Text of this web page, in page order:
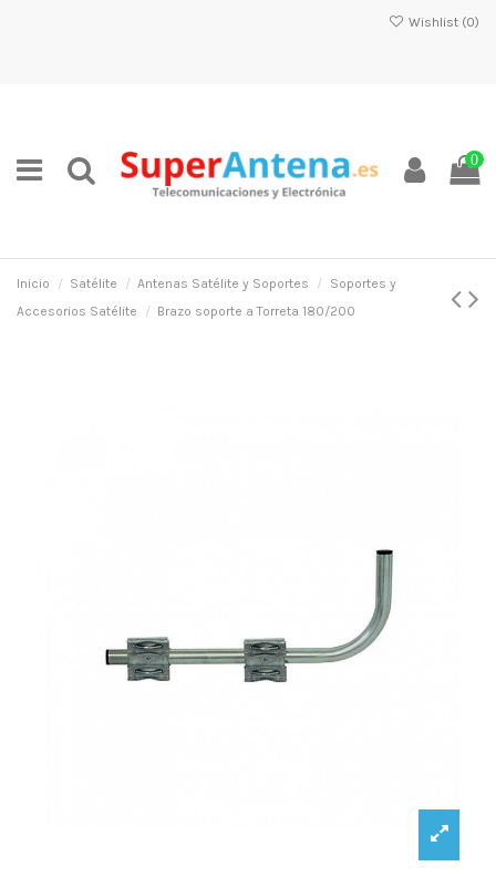
Wishlist (0)
0
Inicio Satélite Antenas Satélite y Soportes
Soportes y
Accesorios Satélite
Brazo soporte a Torreta 180/200